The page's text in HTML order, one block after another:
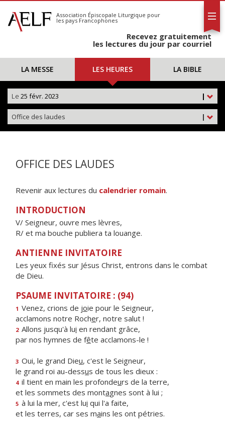
S'abonner
Calendrier
Association Épiscopale Liturgique pour
les pays Francophones
Recevez gratuitement
les lectures du jour par courriel
LA MESSE LES HEURES LA BIBLE
|
Le 25 févr. 2023
|
Office des laudes
OFFICE DES LAUDES
Revenir aux lectures du calendrier romain.
INTRODUCTION
V/ Seigneur, ouvre mes lèvres,
R/ et ma bouche publiera ta louange.
ANTIENNE INVITATOIRE
Les yeux fixés sur Jésus Christ, entrons dans le combat
de Dieu.
PSAUME INVITATOIRE : (94)
1 Venez, crions de joie pour le Seigneur,
acclamons notre Rocher, notre salut !
2 Allons jusqu'à lui en rendant grâce,
par nos hymnes de fête acclamons-le !
3 Oui, le grand Dieu, c'est le Seigneur,
le grand roi au-dessus de tous les dieux :
4 il tient en main les profondeurs de la terre,
et les sommets des montagnes sont à lui ;
5 à lui la mer, c'est lui qui l'a faite,
et les terres, car ses mains les ont pétries.